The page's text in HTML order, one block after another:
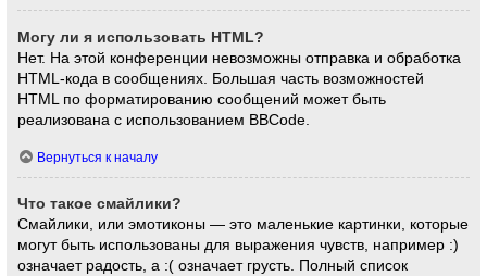
Могу ли я использовать HTML?
Нет. На этой конференции невозможны отправка и обработка
HTML-кода в сообщениях. Большая часть возможностей
HTML по форматированию сообщений может быть
реализована с использованием BBCode.
Вернуться к началу
Что такое смайлики?
Смайлики, или эмотиконы — это маленькие картинки, которые
могут быть использованы для выражения чувств, например :)
означает радость, а :( означает грусть. Полный список